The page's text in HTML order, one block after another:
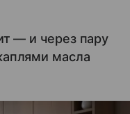
— и через пару
масла